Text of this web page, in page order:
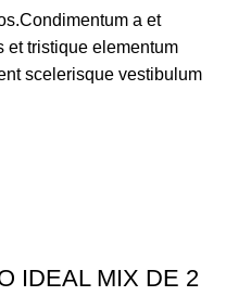
a et
et tristique elementum
scelerisque vestibulum
IDEAL MIX DE 2